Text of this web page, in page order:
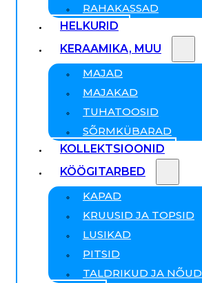
RAHAKASSAD
HELKURID
KERAAMIKA, MUU
MAJAD
MAJAKAD
TUHATOOSID
SÕRMKÜBARAD
KOLLEKTSIOONID
KÖÖGITARBED
KAPAD
KRUUSID JA TOPSID
LUSIKAD
PITSID
TALDRIKUD JA NÕUD